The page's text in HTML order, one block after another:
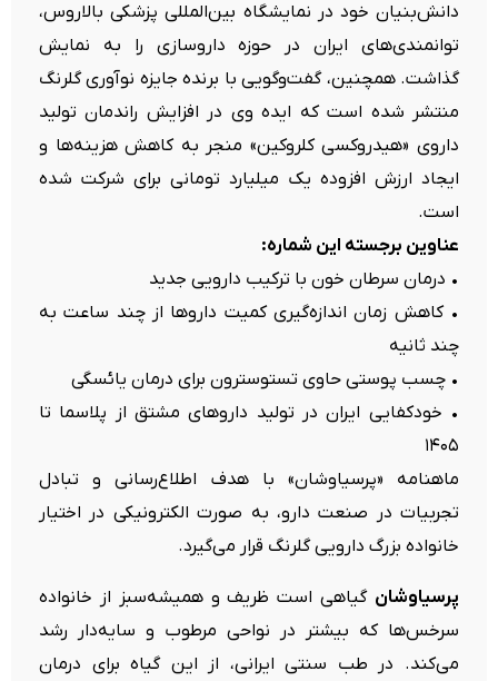
دانش‌بنیان خود در نمایشگاه بین‌المللی پزشکی بالاروس،
توانمندی‌های ایران در حوزه داروسازی را به نمایش
گذاشت. همچنین، گفت‌وگویی با برنده جایزه نوآوری گلرنگ
منتشر شده است که ایده وی در افزایش راندمان تولید
داروی «هیدروکسی کلروکین» منجر به کاهش هزینه‌ها و
ایجاد ارزش افزوده یک میلیارد تومانی برای شرکت شده
است.
عناوین برجسته این شماره:
• درمان سرطان خون با ترکیب دارویی جدید
• کاهش زمان اندازه‌گیری کمیت داروها از چند ساعت به
چند ثانیه
• چسب پوستی حاوی تستوسترون برای درمان یائسگی
• خودکفایی ایران در تولید داروهای مشتق از پلاسما تا
۱۴۰۵
ماهنامه «پرسیاوشان» با هدف اطلاع‌رسانی و تبادل
تجربیات در صنعت دارو، به صورت الکترونیکی در اختیار
خانواده بزرگ دارویی گلرنگ قرار می‌گیرد.
پرسیاوشان گیاهی است ظریف و همیشه‌سبز از خانواده
سرخس‌ها که بیشتر در نواحی مرطوب و سایه‌دار رشد
می‌کند. در طب سنتی ایرانی، از این گیاه برای درمان